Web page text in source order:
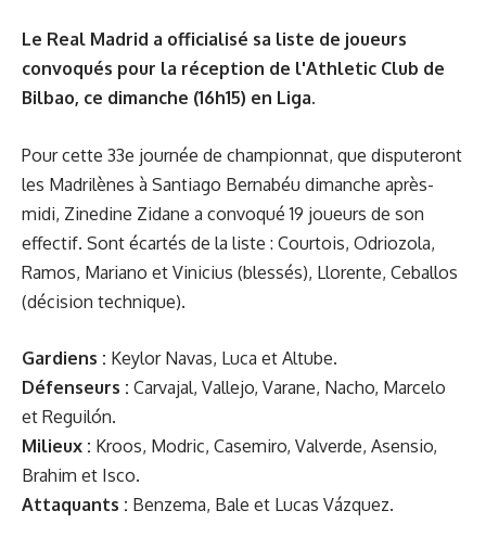
Le Real Madrid a officialisé sa liste de joueurs
convoqués pour la réception de l'Athletic Club de
Bilbao, ce dimanche (16h15) en Liga.
Pour cette 33e journée de championnat, que disputeront
les Madrilènes à Santiago Bernabéu dimanche après-
midi, Zinedine Zidane a convoqué 19 joueurs de son
effectif. Sont écartés de la liste : Courtois, Odriozola,
Ramos, Mariano et Vinicius (blessés), Llorente, Ceballos
(décision technique).
Gardiens : Keylor Navas, Luca et Altube.
Défenseurs : Carvajal, Vallejo, Varane, Nacho, Marcelo
et Reguilón.
Milieux : Kroos, Modric, Casemiro, Valverde, Asensio,
Brahim et Isco.
Attaquants : Benzema, Bale et Lucas Vázquez.